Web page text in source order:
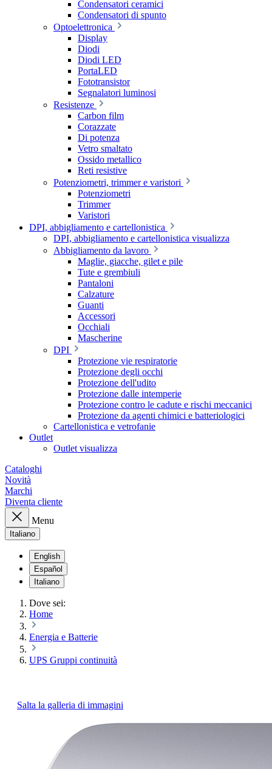
Condensatori ceramici
Condensatori di spunto
Optoelettronica
Display
Diodi
Diodi LED
PortaLED
Fototransistor
Segnalatori luminosi
Resistenze
Carbon film
Corazzate
Di potenza
Vetro smaltato
Ossido metallico
Reti resistive
Potenziometri, trimmer e varistori
Potenziometri
Trimmer
Varistori
DPI, abbigliamento e cartellonistica
DPI, abbigliamento e cartellonistica visualizza
Abbigliamento da lavoro
Maglie, giacche, gilet e pile
Tute e grembiuli
Pantaloni
Calzature
Guanti
Accessori
Occhiali
Mascherine
DPI
Protezione vie respiratorie
Protezione degli occhi
Protezione dell'udito
Protezione dalle intemperie
Protezione contro le cadute e rischi meccanici
Protezione da agenti chimici e batteriologici
Cartellonistica e vetrofanie
Outlet
Outlet visualizza
Cataloghi
Novità
Marchi
Diventa cliente
Menu
Italiano
English
Español
Italiano
Dove sei:
Home
Energia e Batterie
UPS Gruppi continuità
Salta la galleria di immagini